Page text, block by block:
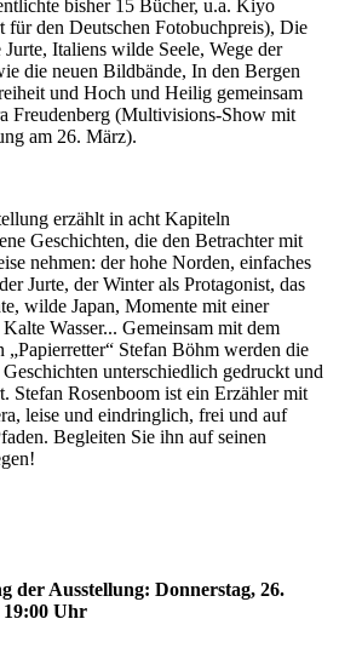
bisher 15 Bücher, u.a. Kiyo
für den Deutschen Fotobuchpreis), Die
Italiens wilde Seele, Wege der
die neuen Bildbände, In den Bergen
und Hoch und Heilig gemeinsam
Freudenberg (Multivisions-Show mit
am 26. März).
erzählt in acht Kapiteln
Geschichten, die den Betrachter mit
nehmen: der hohe Norden, einfaches
Jurte, der Winter als Protagonist, das
wilde Japan, Momente mit einer
Wasser... Gemeinsam mit dem
„Papierretter“ Stefan Böhm werden die
unterschiedlich gedruckt und
Stefan Rosenboom ist ein Erzähler mit
leise und eindringlich, frei und auf
Begleiten Sie ihn auf seinen
der Ausstellung: Donnerstag, 26.
Uhr